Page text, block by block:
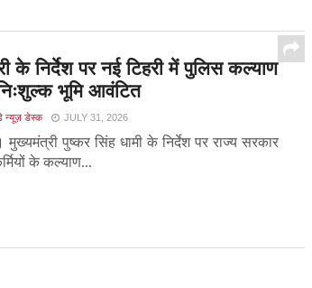
के निर्देश पर नई टिहरी में पुलिस कल्याण
भूमि आवंटित
न्यूज़ डेस्क JULY 31, 2026
मुख्यमंत्री पुष्कर सिंह धामी के निर्देश पर राज्य सरकार
के कल्याण...